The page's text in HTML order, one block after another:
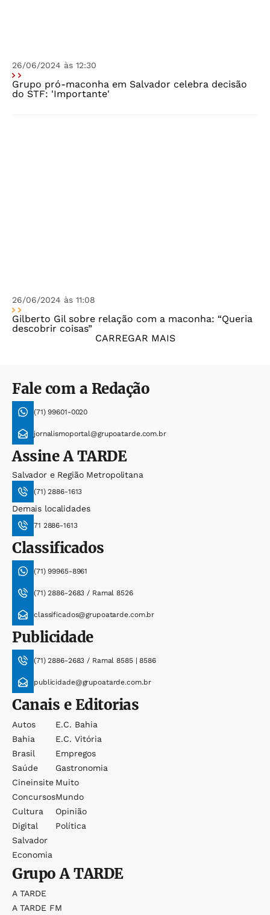
26/06/2024 às 12:30
Grupo pró-maconha em Salvador celebra decisão
do STF: 'Importante'
26/06/2024 às 11:08
Gilberto Gil sobre relação com a maconha: “Queria
descobrir coisas”
CARREGAR MAIS
Fale com a Redação
(71) 99601-0020
jornalismoportal@grupoatarde.com.br
AssineA TARDE
Salvador e Região Metropolitana
(71) 2886-1613
Demais localidades
71 2886-1613
Classificados
(71) 99965-8961
(71) 2886-2683 / Ramal 8526
classificados@grupoatarde.com.br
Publicidade
(71) 2886-2683 / Ramal 8585 | 8586
publicidade@grupoatarde.com.br
Canais e Editorias
Autos
Bahia
Brasil
Saúde
Cineinsite
Concursos
Cultura
Digital
Salvador
Economia
E.c. Bahia
E.c. Vitória
Empregos
Gastronomia
Muito
Mundo
Opinião
Política
GrupoA TARDE
A TARDE
A TARDE FM